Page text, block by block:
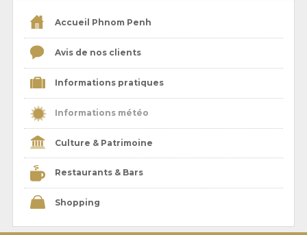
Accueil Phnom Penh
Avis de nos clients
Informations pratiques
Informations météo
Culture & Patrimoine
Restaurants & Bars
Shopping